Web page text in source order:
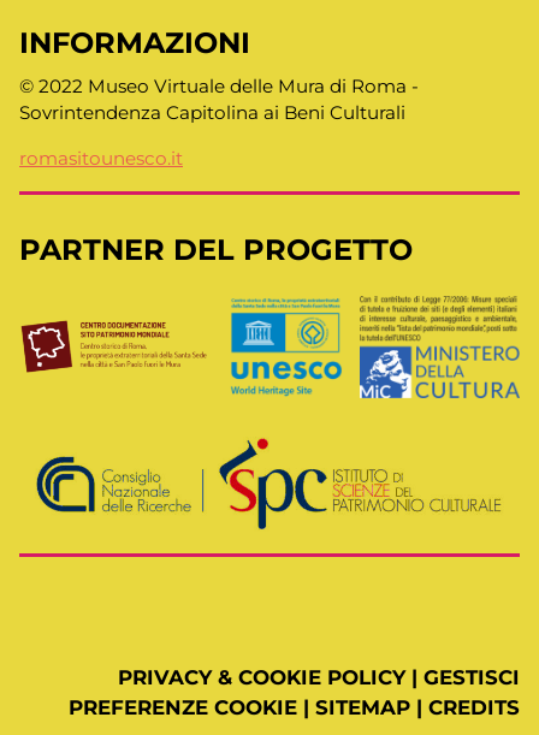
INFORMAZIONI
© 2022 Museo Virtuale delle Mura di Roma -
Sovrintendenza Capitolina ai Beni Culturali
romasitounesco.it
PARTNER DEL PROGETTO
PRIVACY & COOKIE POLICY| GESTISCI
PREFERENZE COOKIE | SITEMAP | CREDITS